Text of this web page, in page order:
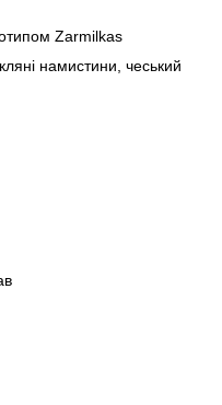
Zarmilkas
намистини, чеський